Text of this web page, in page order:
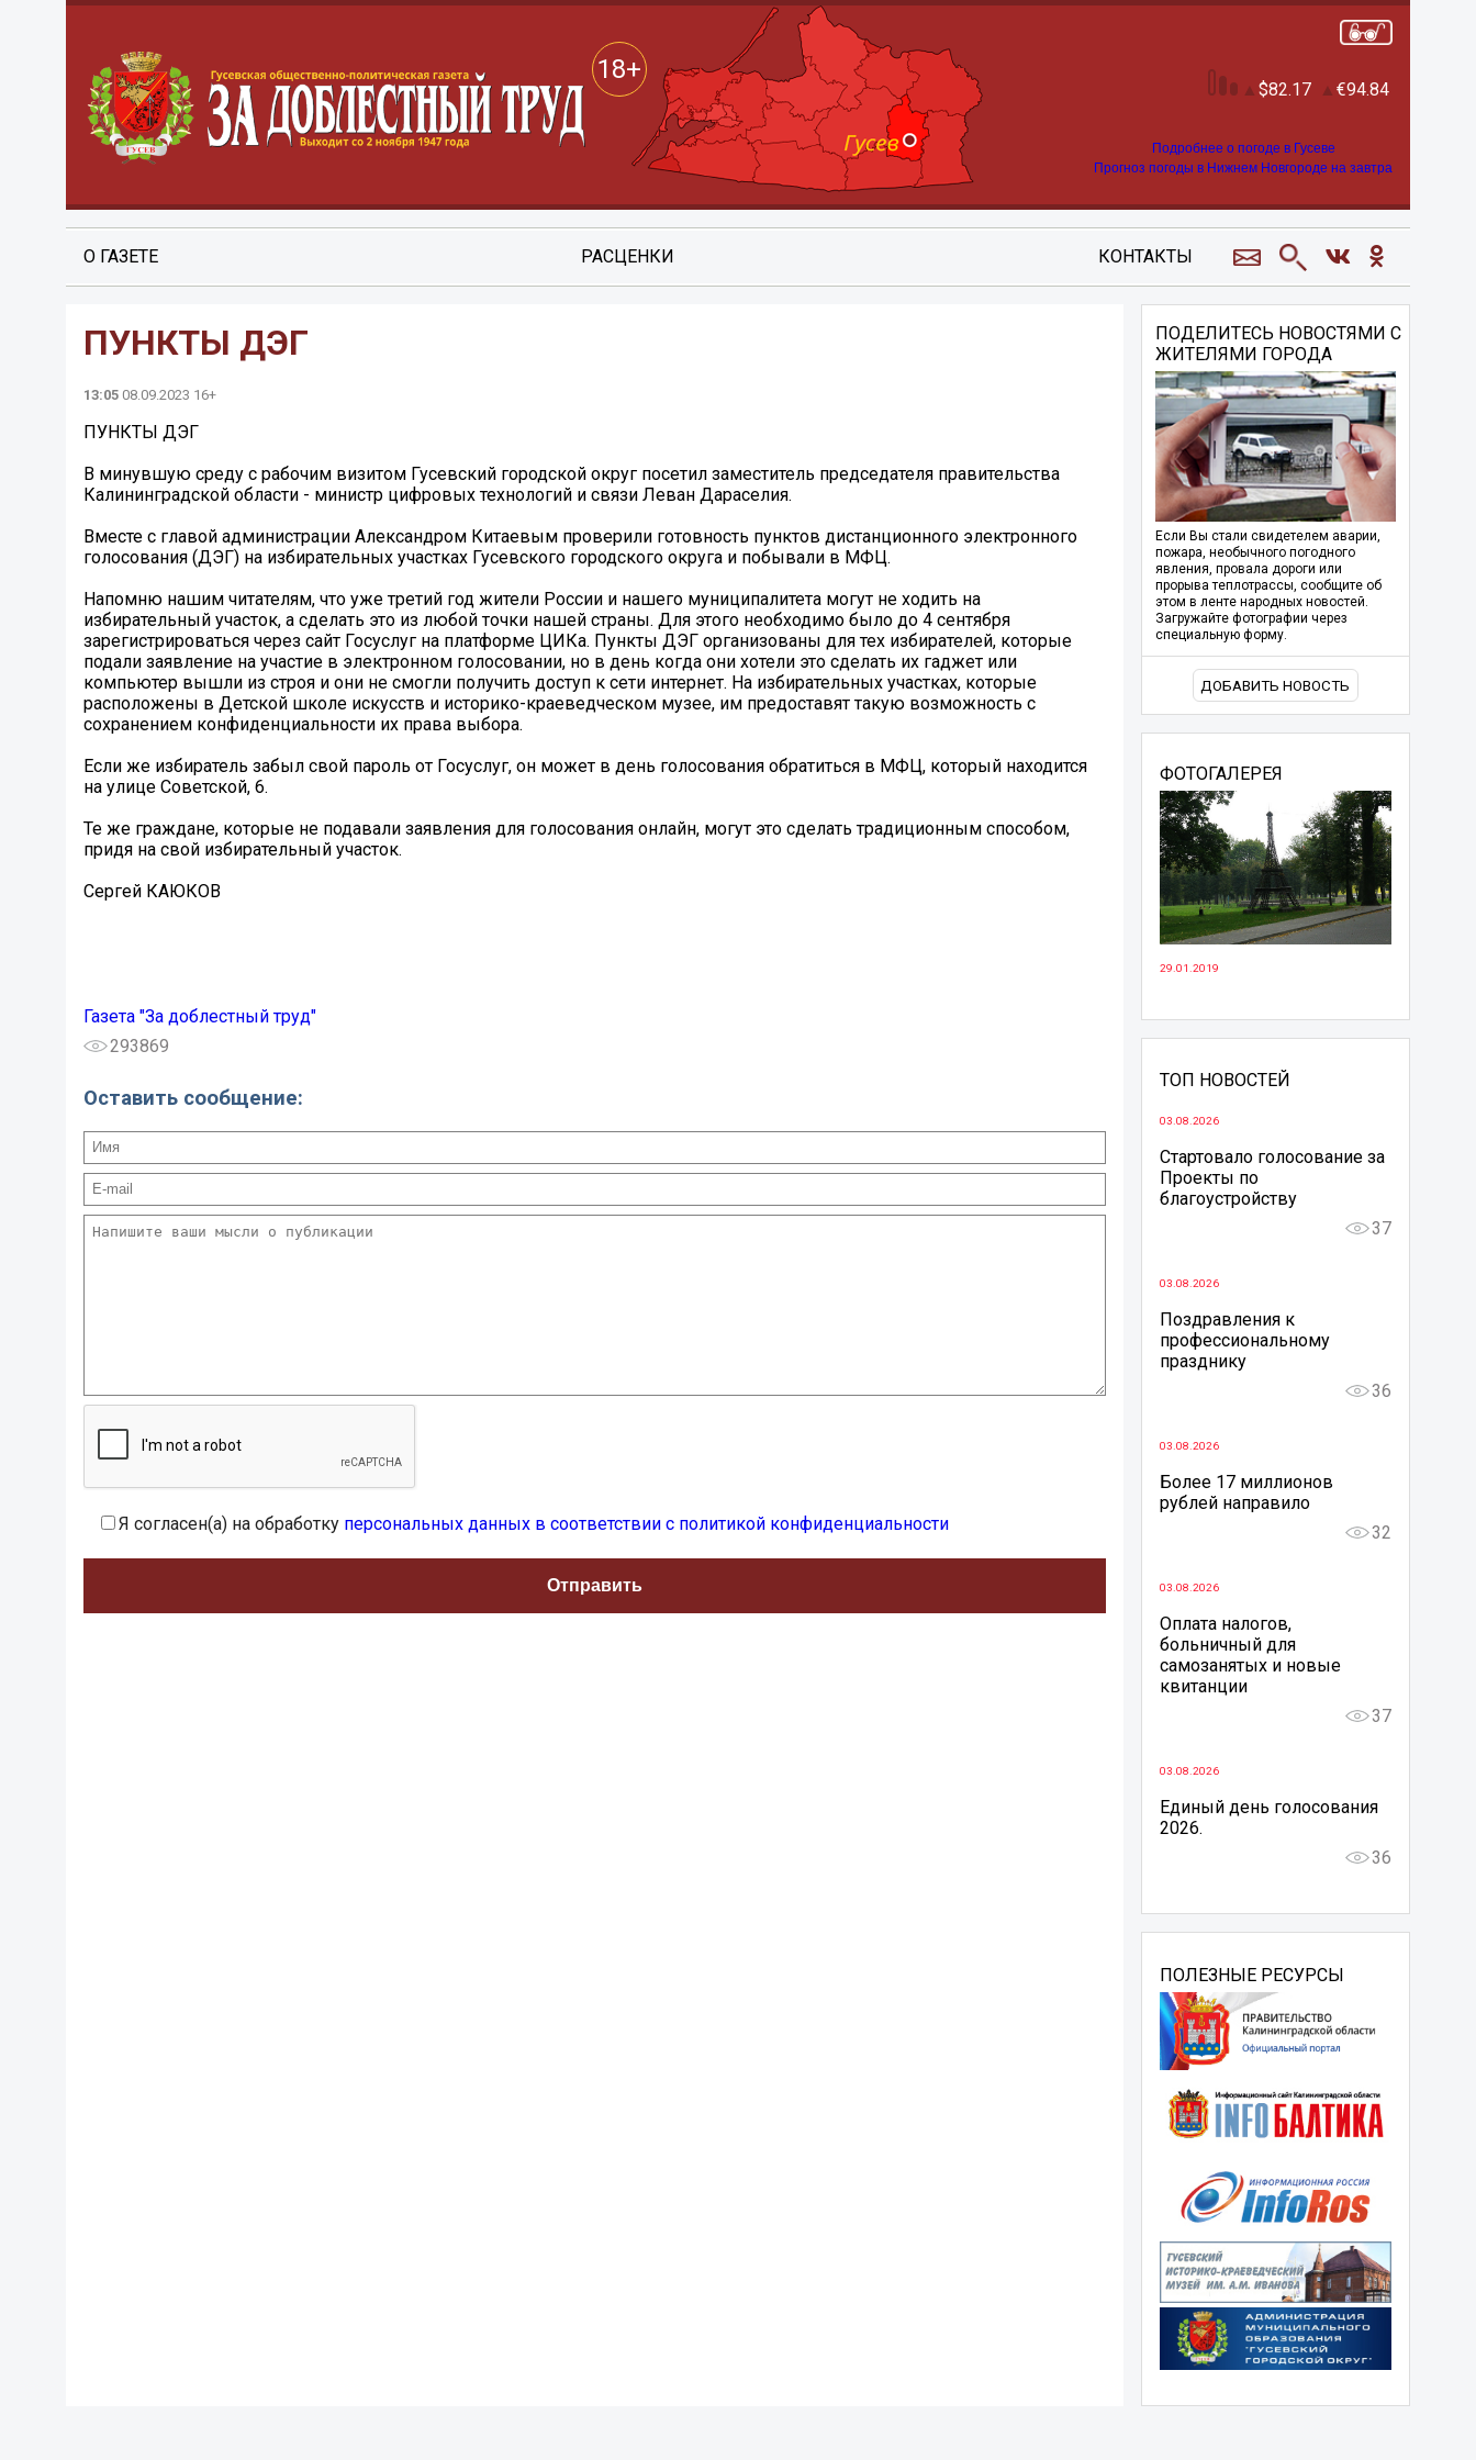
18+
82.17 94.84
Подробнее о погоде в Гусеве
Прогноз погоды в Нижнем Новгороде на завтра
О ГАЗЕТЕ РАСЦЕНКИ КОНТАКТЫ
ПУНКТЫ ДЭГ
13:05 08.09.2023 16+
ПУНКТЫ ДЭГ
В минувшую среду с рабочим визитом Гусевский городской округ посетил заместитель председателя правительства
Калининградской области - министр цифровых технологий и связи Леван Дараселия.
Вместе с главой администрации Александром Китаевым проверили готовность пунктов дистанционного электронного
голосования (ДЭГ) на избирательных участках Гусевского городского округа и побывали в МФЦ.
Напомню нашим читателям, что уже третий год жители России и нашего муниципалитета могут не ходить на
избирательный участок, а сделать это из любой точки нашей страны. Для этого необходимо было до 4 сентября
зарегистрироваться через сайт Госуслуг на платформе ЦИКа. Пункты ДЭГ организованы для тех избирателей, которые
подали заявление на участие в электронном голосовании, но в день когда они хотели это сделать их гаджет или
компьютер вышли из строя и они не смогли получить доступ к сети интернет. На избирательных участках, которые
расположены в Детской школе искусств и историко-краеведческом музее, им предоставят такую возможность с
сохранением конфиденциальности их права выбора.
Если же избиратель забыл свой пароль от Госуслуг, он может в день голосования обратиться в МФЦ, который находится
на улице Советской, 6.
Те же граждане, которые не подавали заявления для голосования онлайн, могут это сделать традиционным способом,
придя на свой избирательный участок.
Сергей КАЮКОВ
Газета "За доблестный труд"
293869
Оставить сообщение:
Я согласен(а) на обработку персональных данных в соответствии с политикой конфиденциальности
ПОДЕЛИТЕСЬ НОВОСТЯМИ С
ЖИТЕЛЯМИ ГОРОДА
Если Вы стали свидетелем аварии,
пожара, необычного погодного
явления, провала дороги или
прорыва теплотрассы, сообщите об
этом в ленте народных новостей.
Загружайте фотографии через
специальную форму.
ДОБАВИТЬ НОВОСТЬ
ФОТОГАЛЕРЕЯ
29.01.2019
ТОП НОВОСТЕЙ
03.08.2026
Стартовало голосование за
Проекты по
благоустройству
37
03.08.2026
Поздравления к
профессиональному
празднику
36
03.08.2026
Более 17 миллионов
рублей направило
32
03.08.2026
Оплата налогов,
больничный для
самозанятых и новые
квитанции
37
03.08.2026
Единый день голосования
2026.
36
ПОЛЕЗНЫЕ РЕСУРСЫ